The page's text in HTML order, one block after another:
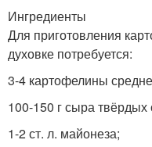
Ингредиенты
Для приготовления
духовке потребуется:
3-4 картофелины
100-150 г сыра твёрдых
1-2 ст. л. майонеза;